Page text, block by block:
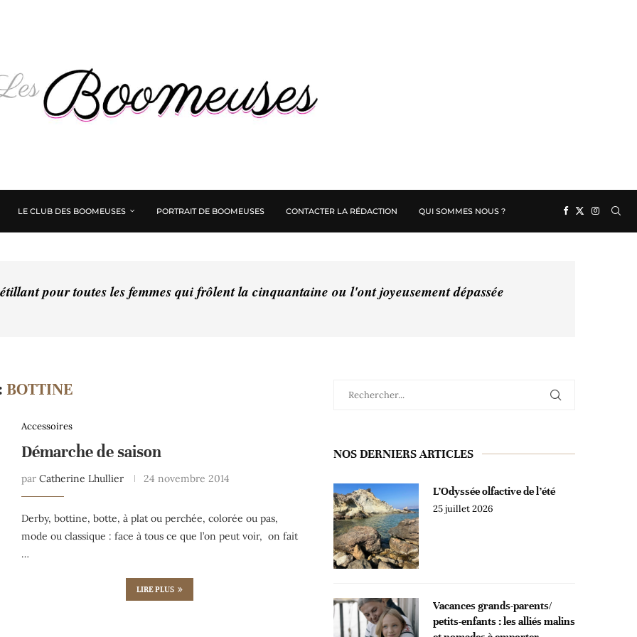
LE CLUB DES BOOMEUSES PORTRAIT DE BOOMEUSES CONTACTER LA RÉDACTION QUI SOMMES NOUS ?
pour toutes les femmes qui frôlent la cinquantaine ou l'ont joyeusement dépassée
BOTTINE
Accessoires
Démarche de saison
par Catherine Lhullier 24 novembre 2014
Derby, bottine, botte, à plat ou perchée, colorée ou pas,
mode ou classique : face à tous ce que l’on peut voir, on fait
…
LIRE PLUS
NOS DERNIERS ARTICLES
L’Odyssée olfactive de l’été
25 juillet 2026
Vacances grands-parents/
petits-enfants : les alliés malins